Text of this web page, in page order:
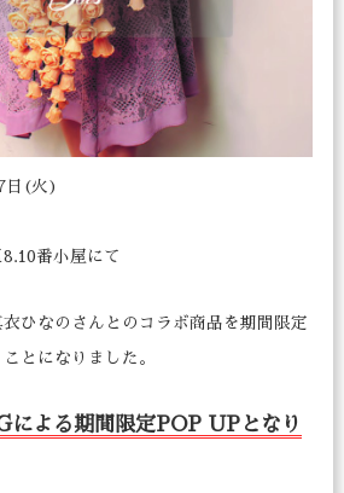
日(火)
番小屋にて
ひなのさんとのコラボ商品を期間限定
とになりました。
による期間限定POP UPとなり